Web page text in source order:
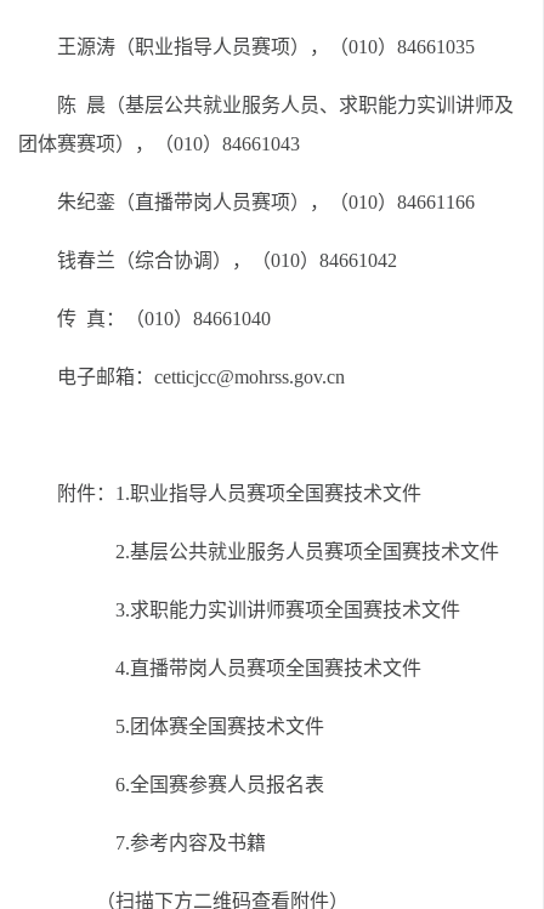
王源涛（职业指导人员赛项），（010）84661035
陈 晨（基层公共就业服务人员、求职能力实训讲师及
团体赛赛项），（010）84661043
朱纪銮（直播带岗人员赛项），（010）84661166
钱春兰（综合协调），（010）84661042
传 真：（010）84661040
电子邮箱：cetticjcc@mohrss.gov.cn
附件：1.职业指导人员赛项全国赛技术文件
2.基层公共就业服务人员赛项全国赛技术文件
3.求职能力实训讲师赛项全国赛技术文件
4.直播带岗人员赛项全国赛技术文件
5.团体赛全国赛技术文件
6.全国赛参赛人员报名表
7.参考内容及书籍
（扫描下方二维码查看附件）